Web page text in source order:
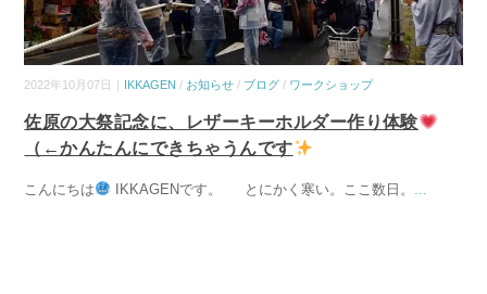
2022年10月07日｜ IKKAGEN / お知らせ / ブログ / ワークショップ
佐原の大祭記念に、レザーキーホルダー作り体験
（←かんたんにできちゃうんです
こんにちは IKKAGENです。 とにかく寒い。ここ数日。 ...